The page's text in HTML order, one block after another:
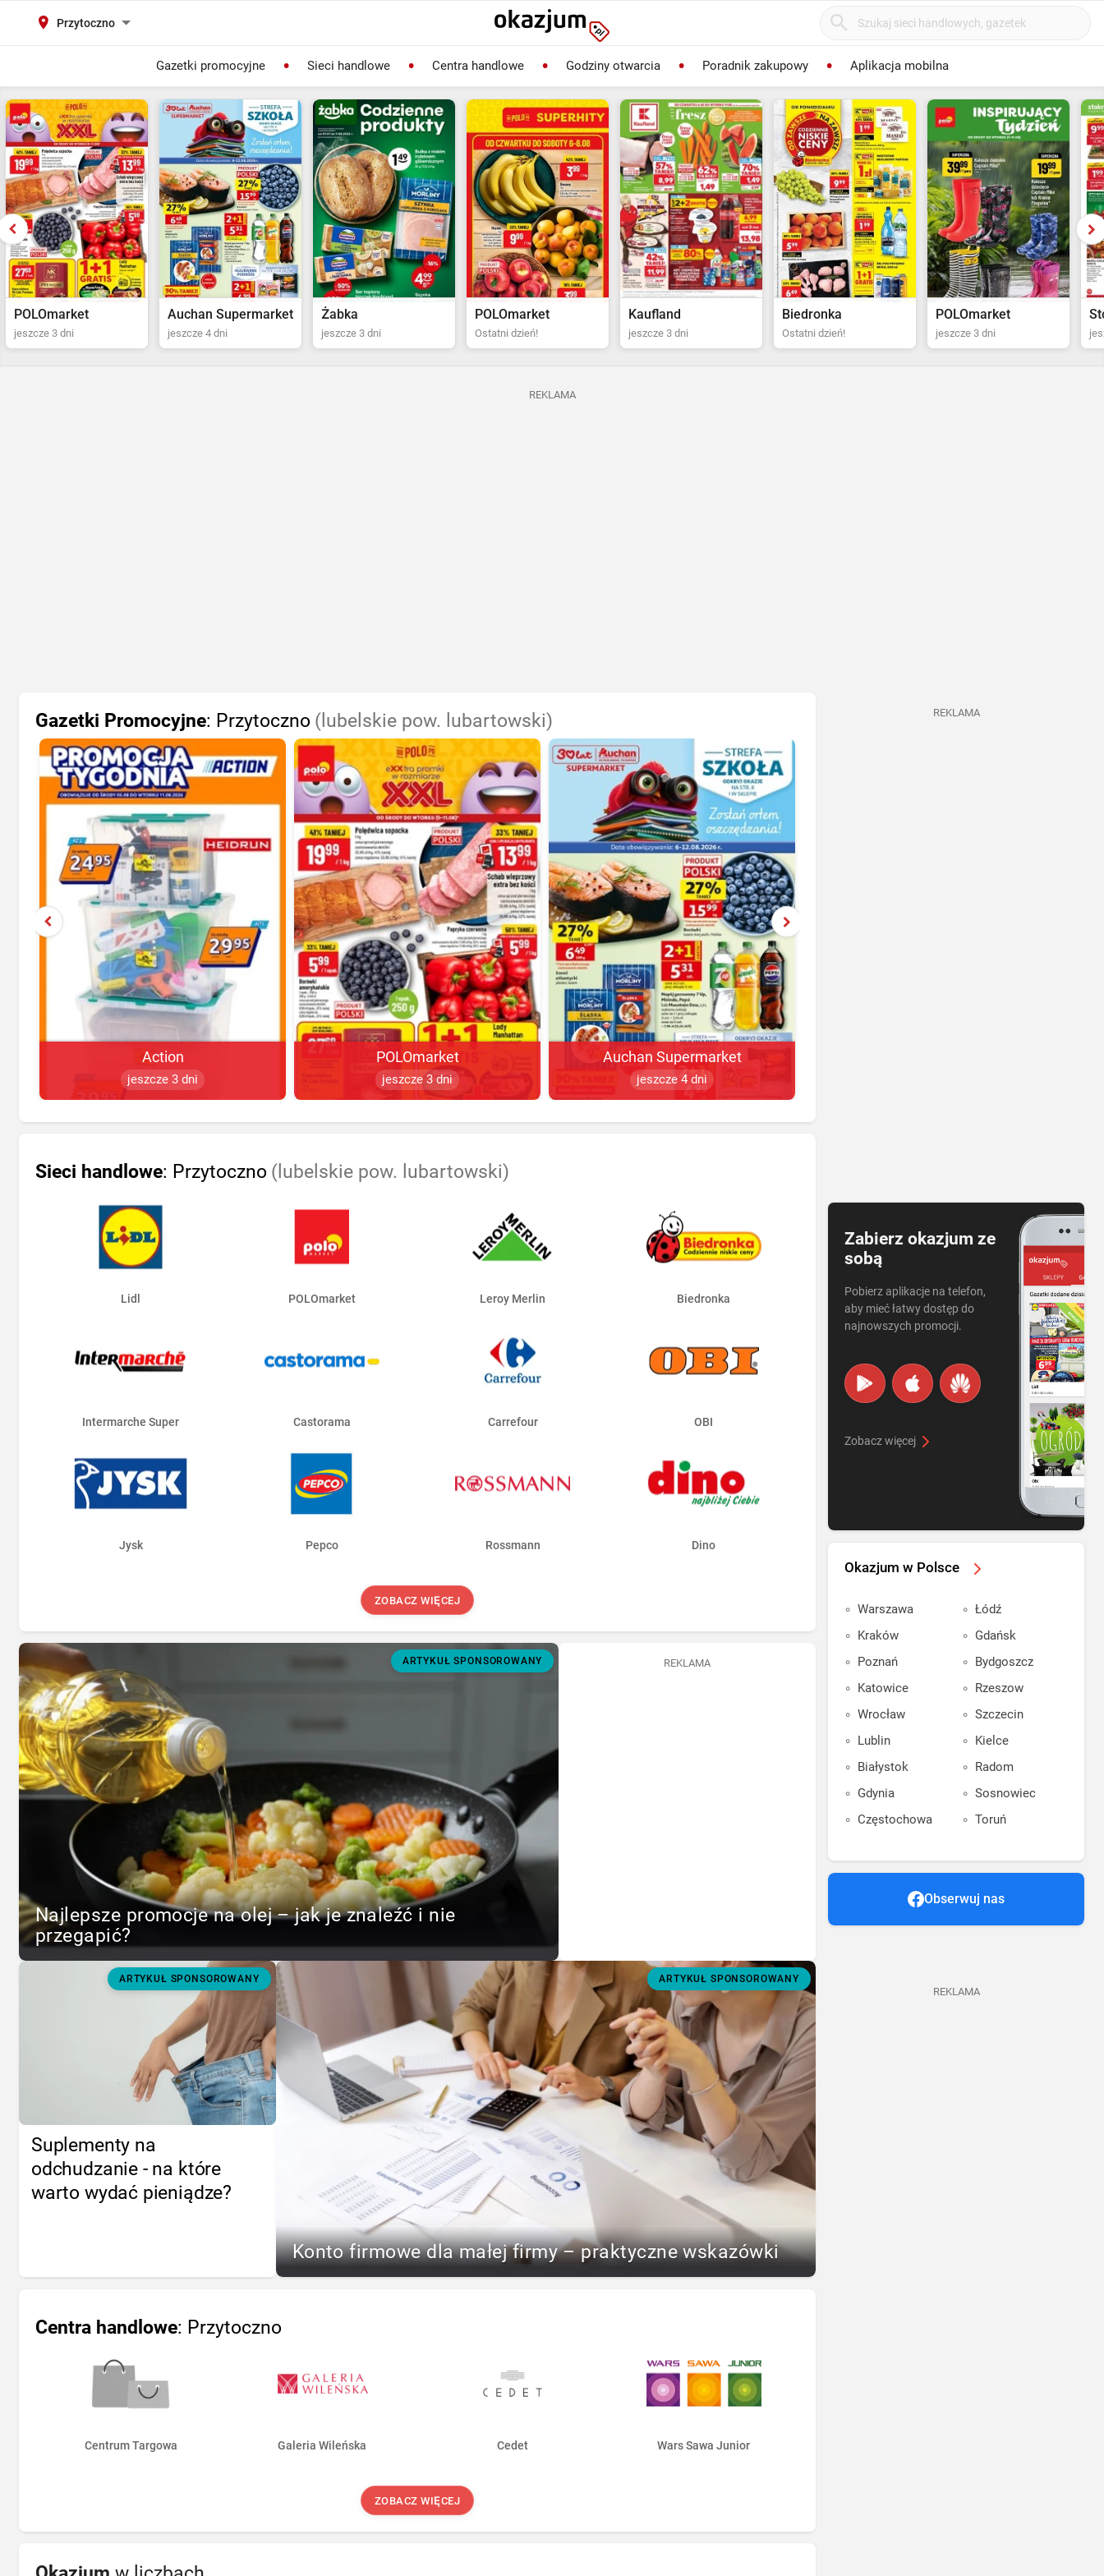
Przytoczno
Gazetki promocyjne Sieci handlowe Centra handlowe Godziny otwarcia Poradnik zakupowy Aplikacja mobilna
Auchan Supermarket
jeszcze 4 dni
Żabka
jeszcze 3 dni
POLOmarket
Ostatni dzień!
Kaufland
jeszcze 3 dni
Biedronka
Ostatni dzień!
POLOmarket
jeszcze 3 dni jeszcze 4 dni za
REKLAMA
Gazetki Promocyjne: Przytoczno (lubelskie pow. lubartowski)
Action
jeszcze 3 dni
POLOmarket
jeszcze 3 dni
Auchan Supermarket
jeszcze 4 dni
Sieci handlowe: Przytoczno (lubelskie pow. lubartowski)
Lidl POLOmarket Leroy Merlin Biedronka
Intermarche Super Castorama Carrefour OBI
Jysk Pepco Rossmann Dino
ZOBACZ WIĘCEJ
ARTYKUŁ SPONSOROWANY
Najlepsze promocje na olej – jak je znaleźć i nie
przegapić?
REKLAMA
ARTYKUŁ SPONSOROWANY
Suplementy na
odchudzanie - na które
warto wydać pieniądze?
ARTYKUŁ SPONSOROWANY
Konto firmowe dla małej firmy – praktyczne wskazówki
Centra handlowe: Przytoczno
Centrum Targowa Galeria Wileńska Cedet Wars Sawa Junior
ZOBACZ WIĘCEJ
REKLAMA
Zabierz okazjum ze
sobą
Pobierz aplikacje na telefon,
aby mieć łatwy dostęp do
najnowszych promocji.
Zobacz więcej
Okazjum w Polsce
Warszawa
Kraków
Poznań
Katowice
Wrocław
Lublin
Białystok
Gdynia
Częstochowa
Łódź
Gdańsk
Bydgoszcz
Rzeszow
Szczecin
Kielce
Radom
Sosnowiec
Toruń
Obserwuj nas
REKLAMA